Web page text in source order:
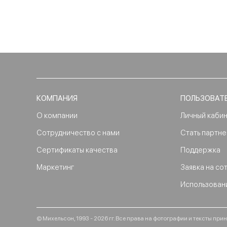
КОМПАНИЯ
О компании
Сотрудничество с нами
Сертификаты качества
Маркетинг
Личный
Стать
Поддержка
Заявка на
© Михельсон, 1993 - 2026 гг. Все права на фотографии и тексты